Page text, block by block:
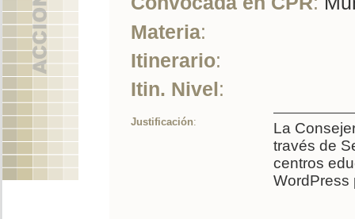
Materia:
Itinerario:
Itin. Nivel :
Justificación:
La
través de
centros
WordPress